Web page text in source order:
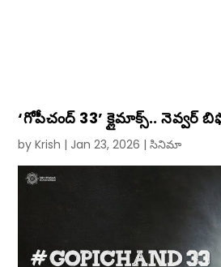
‘గోపీచంద్ 33’ క్లైమాక్స్‌.. నెవ్వర్‌
byKrish | Jan 23, 2026 |సినిమా